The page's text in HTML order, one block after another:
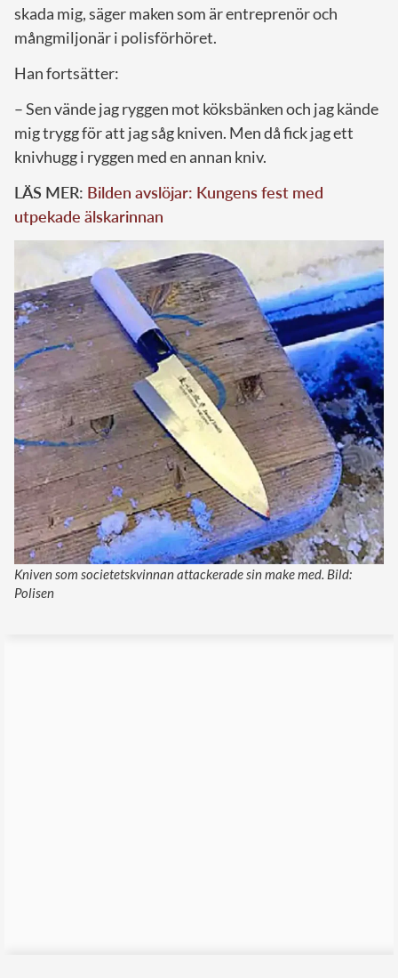
skada mig, säger maken som är entreprenör och
mångmiljonär i polisförhöret.
Han fortsätter:
– Sen vände jag ryggen mot köksbänken och jag kände
mig trygg för att jag såg kniven. Men då fick jag ett
knivhugg i ryggen med en annan kniv.
LÄS MER: Bilden avslöjar: Kungens fest med
utpekade älskarinnan
Kniven som societetskvinnan attackerade sin make med. Bild:
Polisen